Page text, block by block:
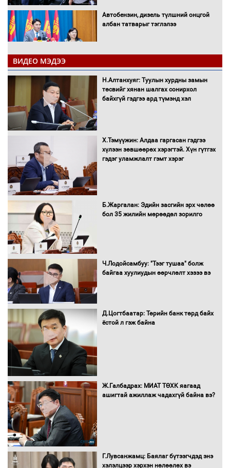
Автобензин, дизель түлшний онцгой
албан татварыг тэглэлээ
Санхүүгийн хэмнэлтийн горимд эрүүл
мэндийн салбар хамаарахгүй
Нөөцийн махны худалдаа,
борлуулалтыг нээлттэй ил тод
болгоно
төлөвлөгөө”-гөө танилцуулна
худалдан авах журмыг баталлаа
Бүх шатанд хэмнэлтийн горимд
ВИДЕО МЭДЭЭ
Н.Алтанхуяг: Туулын хурдны замын
төсвийг хянан шалгах сонирхол
байхгүй гэдгээ ард түмэнд хэл
Х.Тэмүүжин: Алдаа гаргасан гэдгээ
хүлээн зөвшөөрөх хэрэгтэй. Хүн гүтгэх
гэдэг уламжлалт гэмт хэрэг
Б.Жаргалан: Эдийн засгийн эрх чөлөө
бол 35 жилийн мөрөөдөл зорилго
Ч.Лодойсамбуу: "Тээг тушаа" болж
байгаа хуулиудын өөрчлөлт хэзээ вэ
Д.Цогтбаатар: Төрийн банк төрд байх
ёстой л гэж байна
Ж.Галбадрах: МИАТ ТӨХК яагаад
ашигтай ажиллаж чадахгүй байна вэ?
Г.Лувсанжамц: Баялаг бүтээгчдэд энэ
хэлэлцээр хэрхэн нөлөөлөх вэ